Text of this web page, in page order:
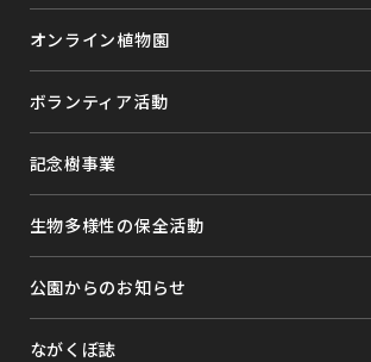
オンライン植物園
ボランティア活動
記念樹事業
生物多様性の保全活動
公園からのお知らせ
ながくぼ誌